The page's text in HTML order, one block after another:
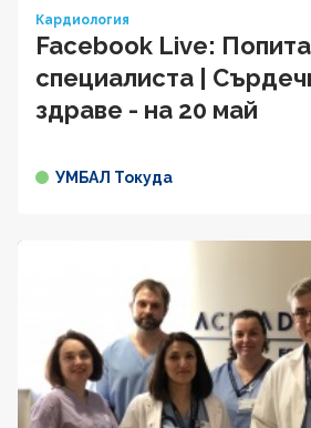
Кардиология
Facebook Live:
специалиста |
здраве - на 20 май
УМБАЛ Токуда